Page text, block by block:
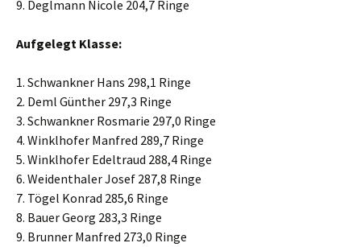
9. Deglmann Nicole 204,7 Ringe
Aufgelegt Klasse:
1. Schwankner Hans 298,1 Ringe
2. Deml Günther 297,3 Ringe
3. Schwankner Rosmarie 297,0 Ringe
4. Winklhofer Manfred 289,7 Ringe
5. Winklhofer Edeltraud 288,4 Ringe
6. Weidenthaler Josef 287,8 Ringe
7. Tögel Konrad 285,6 Ringe
8. Bauer Georg 283,3 Ringe
9. Brunner Manfred 273,0 Ringe